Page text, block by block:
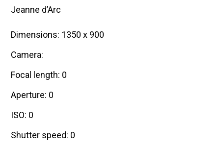
Jeanne d’Arc
Dimensions: 1350 x 900
Camera:
Focal length: 0
Aperture: 0
ISO: 0
Shutter speed: 0